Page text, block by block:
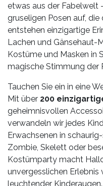
etwas aus der Fabelwelt
gruseligen Posen auf,
entstehen einzigartige
Lachen und Gänsehaut-
Kostüme und Masken in
magische Stimmung der
Tauchen Sie ein in eine
Mit über 200
geheimnisvollen
verwandeln wir jedes
Erwachsenen in
Zombie, Skelett oder
Kostümparty macht
unvergesslichen Erlebnis
leuchtender Kinderaugen.